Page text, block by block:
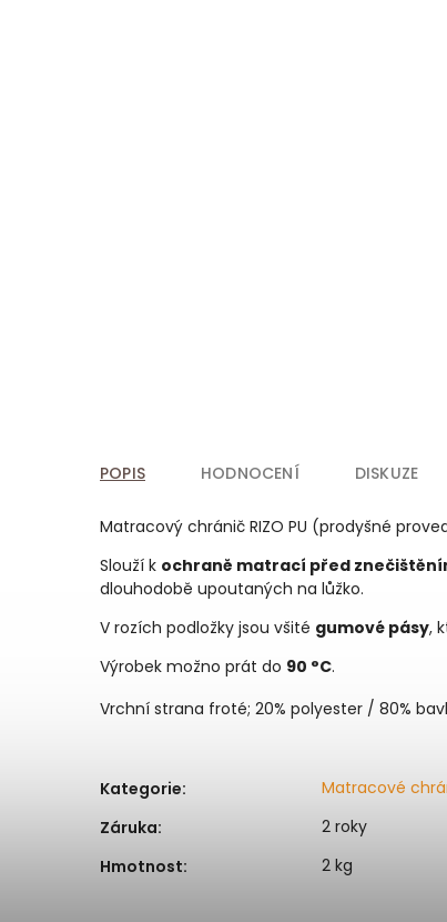
POPIS HODNOCENÍ DISKUZE
Matracový chránič RIZO PU (prodyšné
Slouží k ochraně matrací před
dlouhodobě upoutaných na lůžko.
V rozích podložky jsou všité gumové pásy,
Výrobek možno prát do 90 °C.
Vrchní strana froté; 20% polyester / 80%
Kategorie:
Matracové
Záruka:
2 roky
Hmotnost: 2 kg